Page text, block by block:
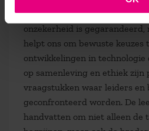
En zoals de leergangVisie op
onzekerheid is
helpt ons om bewuste keuzes
ontwikkelingen in technologie
op samenleving en ethiek zijn
vraagstukken waar leiders en
geconfronteerd worden. De
handvatten om niet alleen de